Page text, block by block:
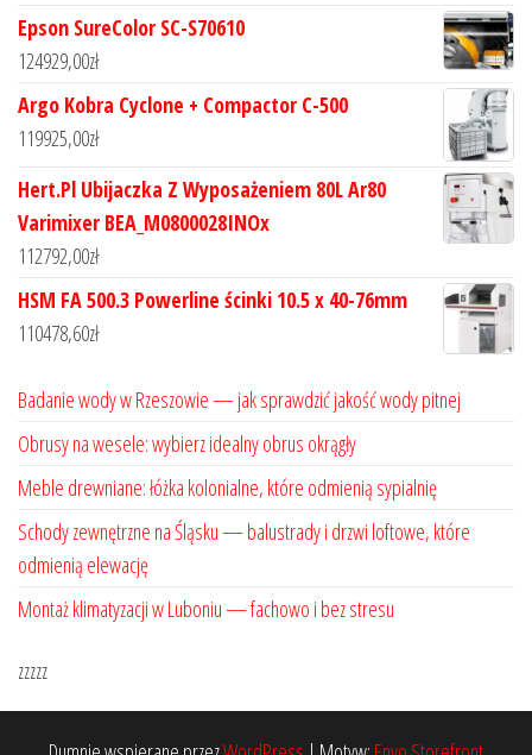
Epson SureColor SC-S70610
124929,00zł
Argo Kobra Cyclone + Compactor C-500
119925,00zł
Hert.Pl Ubijaczka Z Wyposażeniem 80L Ar80
Varimixer BEA_M0800028INOx
112792,00zł
HSM FA 500.3 Powerline ścinki 10.5 x 40-76mm
110478,60zł
Badanie wody w Rzeszowie — jak sprawdzić jakość wody pitnej
Obrusy na wesele: wybierz idealny obrus okrągły
Meble drewniane: łóżka kolonialne, które odmienią sypialnię
Schody zewnętrzne na Śląsku — balustrady i drzwi loftowe, które
odmienią elewację
Montaż klimatyzacji w Luboniu — fachowo i bez stresu
zzzzz